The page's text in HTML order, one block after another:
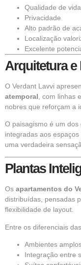
Qualidade de vida
Privacidade
Alto padrão de
Localização
Excelente
Arquitetura
O Verdant Lavvi
atemporal , com linhas
nobres que reforçam a
O paisagismo é um
integradas aos
uma verdadeira
Plantas
Os apartamentos do
distribuídas, pensadas
flexibilidade de layout.
Entre os diferenciais
Ambientes
Integração entre